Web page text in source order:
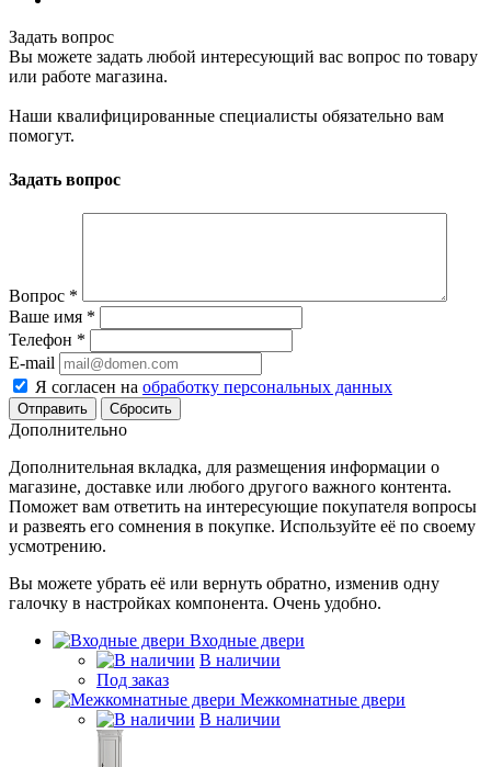
Задать вопрос
Вы можете задать любой интересующий вас вопрос по товару
или работе магазина.
Наши квалифицированные специалисты обязательно вам
помогут.
Задать вопрос
Вопрос *
Ваше имя *
Телефон *
E-mail
Я согласен на обработку персональных данных
Сбросить
Дополнительно
Дополнительная вкладка, для размещения информации о
магазине, доставке или любого другого важного контента.
Поможет вам ответить на интересующие покупателя вопросы
и развеять его сомнения в покупке. Используйте её по своему
усмотрению.
Вы можете убрать её или вернуть обратно, изменив одну
галочку в настройках компонента. Очень удобно.
Входные двери
В наличии
Под заказ
Межкомнатные двери
В наличии